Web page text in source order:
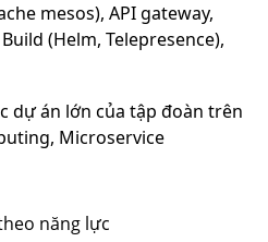
mesos), API gateway,
(Helm, Telepresence),
dự án lớn của tập đoàn trên
Microservice
năng lực